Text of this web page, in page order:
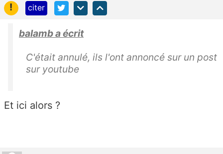
!
citer
balamb a écrit
C'était annulé, ils l'ont annoncé sur un post
sur youtube
Et ici alors ?